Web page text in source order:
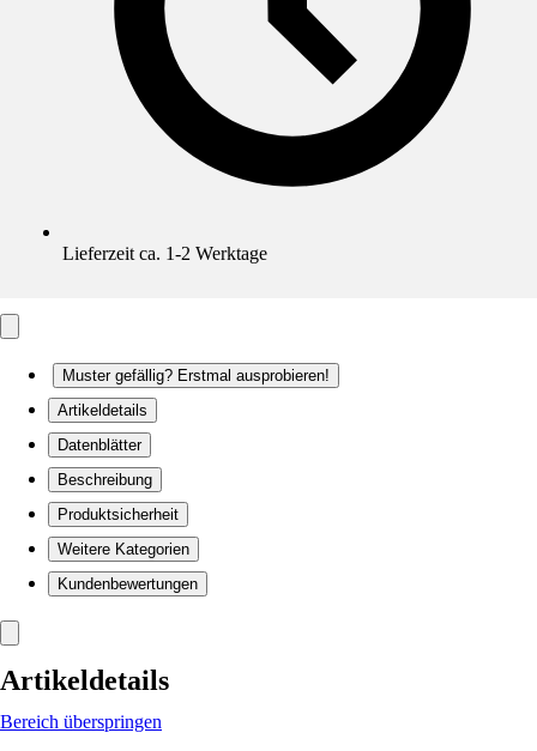
Lieferzeit ca. 1-2 Werktage
Muster gefällig? Erstmal ausprobieren!
Artikeldetails
Datenblätter
Beschreibung
Produktsicherheit
Weitere Kategorien
Kundenbewertungen
Artikeldetails
Bereich überspringen